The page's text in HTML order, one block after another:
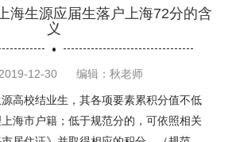
海生源应届生落户上海72分的含
义
12-30 编辑：秋老师
高校结业生，其各项要素累积分值不低
海市户籍；低于规范分的，可依照相关